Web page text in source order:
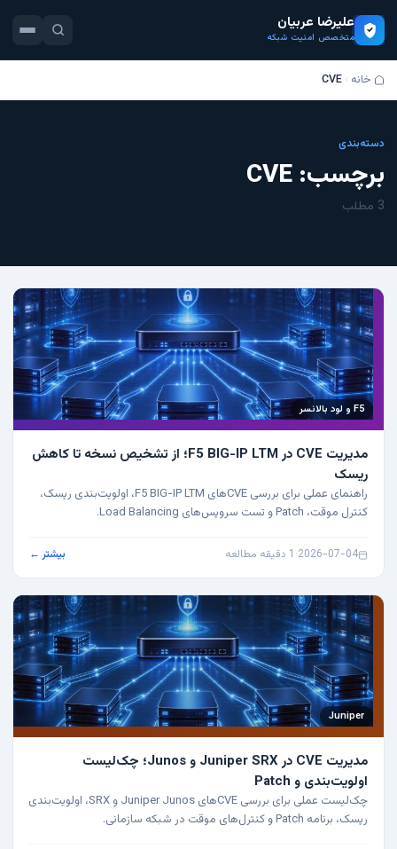
علیرضا عربیان
متخصص امنیت شبکه
خانه CVE
دسته‌بندی
برچسب: CVE
3 مطلب
F5 و لود بالانسر
مدیریت CVE در F5 BIG-IP LTM؛ از تشخیص نسخه تا کاهش
ریسک
راهنمای عملی برای بررسی CVEهای F5 BIG-IP LTM، اولویت‌بندی ریسک،
کنترل موقت، Patch و تست سرویس‌های Load Balancing.
2026-07-04
· 1 دقیقه مطالعه بیشتر ←
Juniper
مدیریت CVE در Juniper SRX و Junos؛ چک‌لیست
اولویت‌بندی و Patch
چک‌لیست عملی برای بررسی CVEهای Juniper Junos و SRX، اولویت‌بندی
ریسک، برنامه Patch و کنترل‌های موقت در شبکه سازمانی.